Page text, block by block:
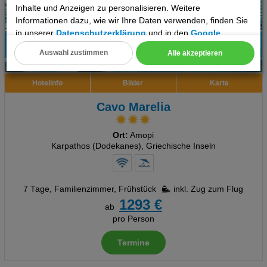
Inhalte und Anzeigen zu personalisieren. Weitere
Informationen dazu, wie wir Ihre Daten verwenden, finden Sie
in unsererDatenschutzerklärung und in denGoogle
Datenschutz- und Nutzungsbedingungen
Cookie Einstellungen
Technische Cookies
Erweiterte Einstellungen
Alle akzeptieren
Auswahl zustimmen
Empfehlung
Hotelinfo Bilder Karte
Cavo Marelia
Ort: Amopi
Karpathos (Dodekanes), Griechische Inseln
7 Tage, Familienzimmer, Frühstück
inkl. Zug zum Flug
ab
1293 €
pro Person
Termine